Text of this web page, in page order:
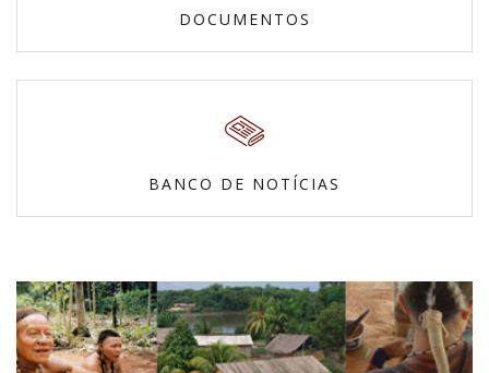
DOCUMENTOS
BANCO DE NOTÍCIAS